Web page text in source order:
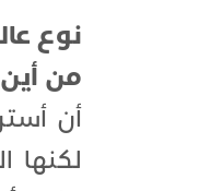
نوع
من
أن
لكنها